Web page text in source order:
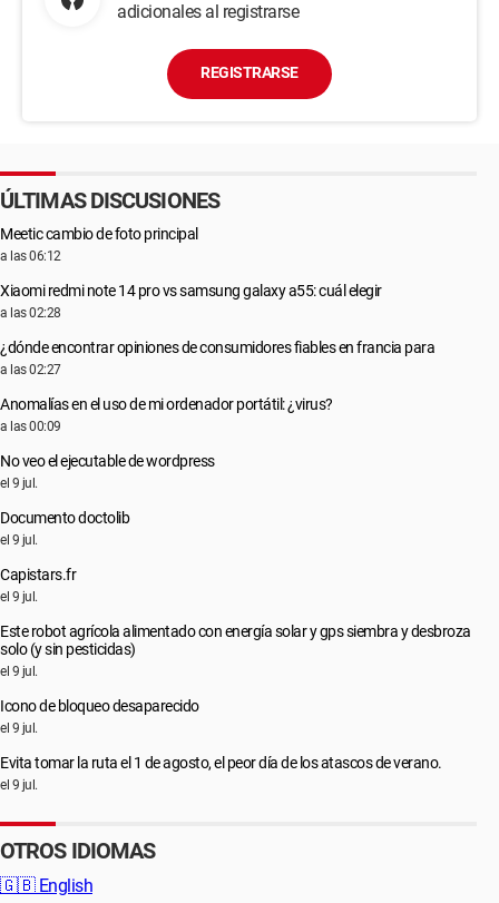
adicionales al registrarse
REGISTRARSE
ÚLTIMAS DISCUSIONES
Meetic cambio de foto principal
a las 06:12
Xiaomi redmi note 14 pro vs samsung galaxy a55: cuál elegir
a las 02:28
¿dónde encontrar opiniones de consumidores fiables en francia para
a las 02:27
Anomalías en el uso de mi ordenador portátil: ¿virus?
a las 00:09
No veo el ejecutable de wordpress
el 9 jul.
Documento doctolib
el 9 jul.
Capistars.fr
el 9 jul.
Este robot agrícola alimentado con energía solar y gps siembra y desbroza
solo (y sin pesticidas)
el 9 jul.
Icono de bloqueo desaparecido
el 9 jul.
Evita tomar la ruta el 1 de agosto, el peor día de los atascos de verano.
el 9 jul.
OTROS IDIOMAS
🇬🇧 English